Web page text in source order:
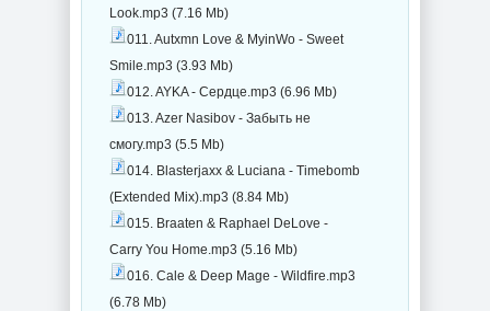
Look.mp3 (7.16 Mb)
011. Autxmn Love & MyinWo - Sweet
Smile.mp3 (3.93 Mb)
012. AYKA - Сердце.mp3 (6.96 Mb)
013. Azer Nasibov - Забыть не
cмогу.mp3 (5.5 Mb)
014. Blasterjaxx & Luciana - Timebomb
(Extended Mix).mp3 (8.84 Mb)
015. Braaten & Raphael DeLove -
Carry You Home.mp3 (5.16 Mb)
016. Cale & Deep Mage - Wildfire.mp3
(6.78 Mb)